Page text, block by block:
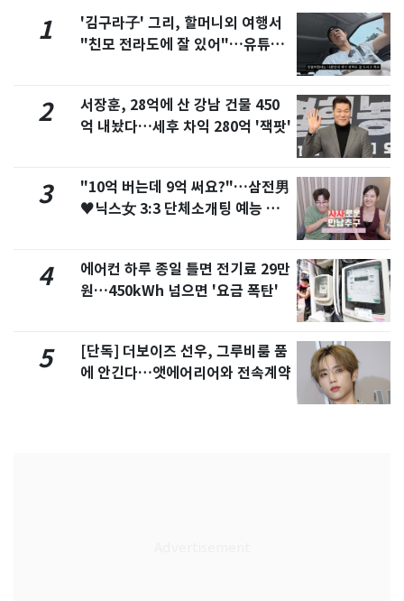
1
'김구라子' 그리, 할머니외 여행서
"친모 전라도에 잘 있어"…유튜브
2
서장훈, 28억에 산 강남 건물 450
억 내놨다…세후 차익 280억 '잭팟'
3
"10억 버는데 9억 써요?"…삼전男
♥닉스女 3:3 단체소개팅 예능 화
4
에어컨 하루 종일 틀면 전기료 29만
원…450kWh 넘으면 '요금 폭탄'
5
[단독] 더보이즈 선우, 그루비룸 품
에 안긴다…앳에어리어와 전속계약